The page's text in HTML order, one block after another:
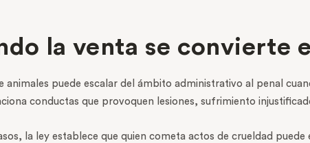
la venta se convierte
animales puede escalar del ámbito administrativo al penal
conductas que provoquen lesiones, sufrimiento
la ley establece que quien cometa actos de crueldad